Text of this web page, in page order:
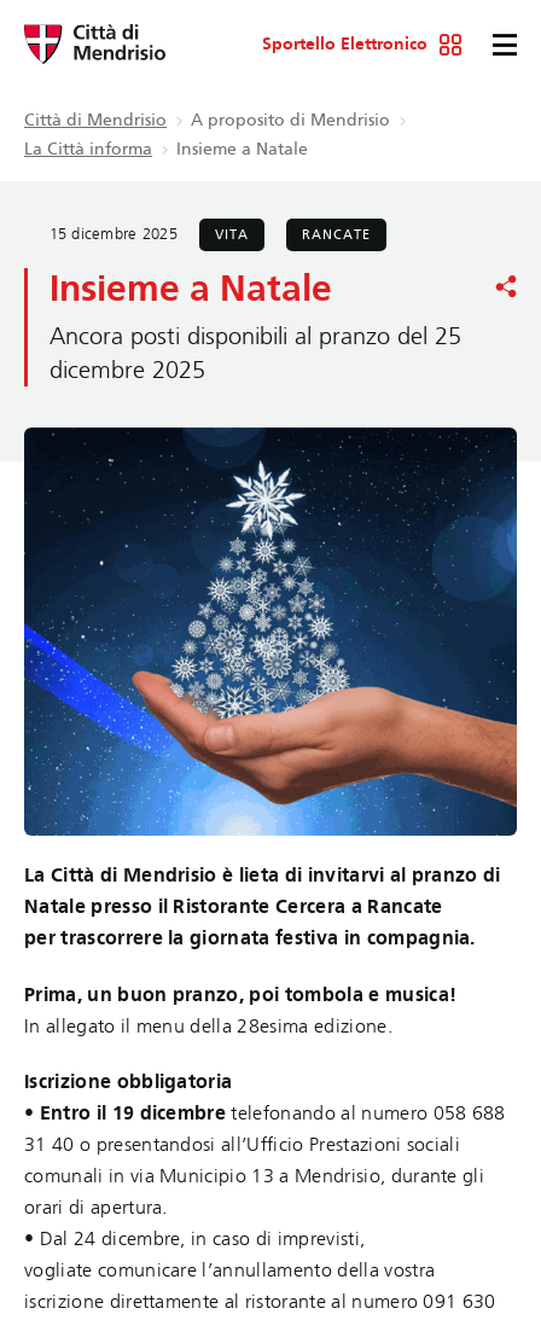
Sportello Elettronico
Città di Mendrisio
A proposito di Mendrisio
La Città informa
Insieme a Natale
15 dicembre 2025 VITA RANCATE
Insieme a Natale
Ancora posti disponibili al pranzo del 25
dicembre 2025
La Città di Mendrisio è lieta di invitarvi al pranzo di
Natale presso il Ristorante Cercera a Rancate
per trascorrere la giornata festiva in compagnia.
Prima, un buon pranzo, poi tombola e musica!
In allegato il menu della 28esima edizione.
Iscrizione obbligatoria
• Entro il 19 dicembre telefonando al numero 058 688
31 40 o presentandosi all’Ufficio Prestazioni sociali
comunali in via Municipio 13 a Mendrisio, durante gli
orari di apertura.
• Dal 24 dicembre, in caso di imprevisti,
vogliate comunicare l’annullamento della vostra
iscrizione direttamente al ristorante al numero 091 630